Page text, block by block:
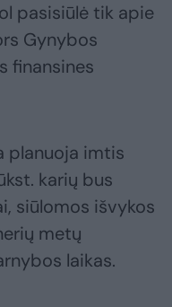
pasisiūlė tik apie
Gynybos
finansines
planuoja imtis
karių bus
siūlomos išvykos
metų
laikas.